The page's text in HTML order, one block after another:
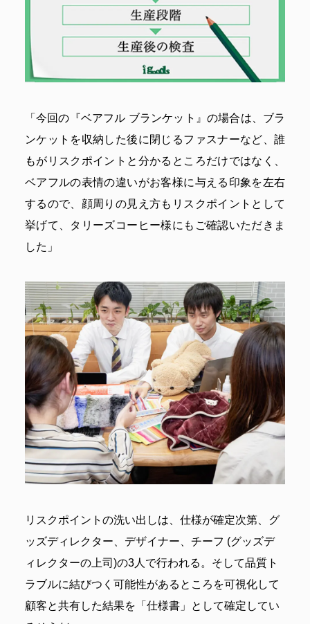
「今回の『ベアフル ブランケット』の場合は、ブラ
ンケットを収納した後に閉じるファスナーなど、誰
もがリスクポイントと分かるところだけではなく、
ベアフルの表情の違いがお客様に与える印象を左右
するので、顔周りの見え方もリスクポイントとして
挙げて、タリーズコーヒー様にもご確認いただきま
した」
リスクポイントの洗い出しは、仕様が確定次第、グ
ッズディレクター、デザイナー、チーフ (グッズデ
ィレクターの上司)の3人で行われる。そして品質ト
ラブルに結びつく可能性があるところを可視化して
顧客と共有した結果を「仕様書」として確定してい